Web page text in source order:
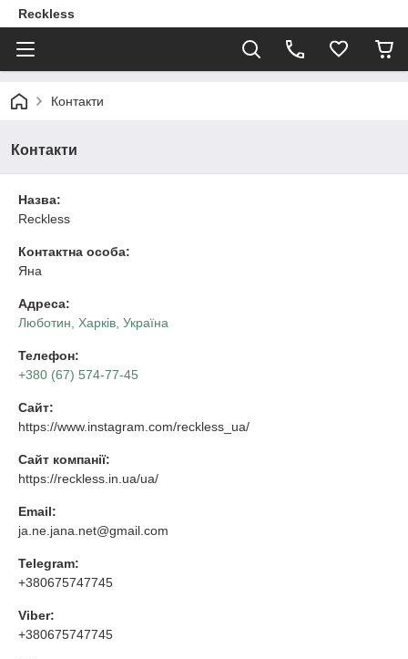
Reckless
Контакти
Контакти
Назва:
Reckless
Контактна особа:
Яна
Адреса:
Люботин, Харків, Україна
Телефон:
+380 (67) 574-77-45
Сайт:
https://www.instagram.com/reckless_ua/
Сайт компанії:
https://reckless.in.ua/ua/
Email:
ja.ne.jana.net@gmail.com
Telegram:
+380675747745
Viber:
+380675747745